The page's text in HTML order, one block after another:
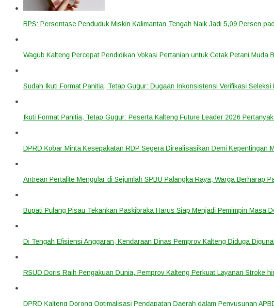
BPS: Persentase Penduduk Miskin Kalimantan Tengah Naik Jadi 5,09 Persen
Wagub Kalteng Percepat Pendidikan Vokasi Pertanian untuk Cetak Petani Muda
Sudah Ikuti Format Panitia, Tetap Gugur: Dugaan Inkonsistensi Verifikasi
Ikuti Format Panitia, Tetap Gugur: Peserta Kalteng Future Leader 2026
DPRD Kobar Minta Kesepakatan RDP Segera Direalisasikan Demi Kepentingan
Antrean Pertalite Mengular di Sejumlah SPBU Palangka Raya, Warga Berharap
Bupati Pulang Pisau Tekankan Paskibraka Harus Siap Menjadi Pemimpin Masa
Di Tengah Efisiensi Anggaran, Kendaraan Dinas Pemprov Kalteng Diduga
RSUD Doris Raih Pengakuan Dunia, Pemprov Kalteng Perkuat Layanan Stroke
DPRD Kalteng Dorong Optimalisasi Pendapatan Daerah dalam Penyusunan